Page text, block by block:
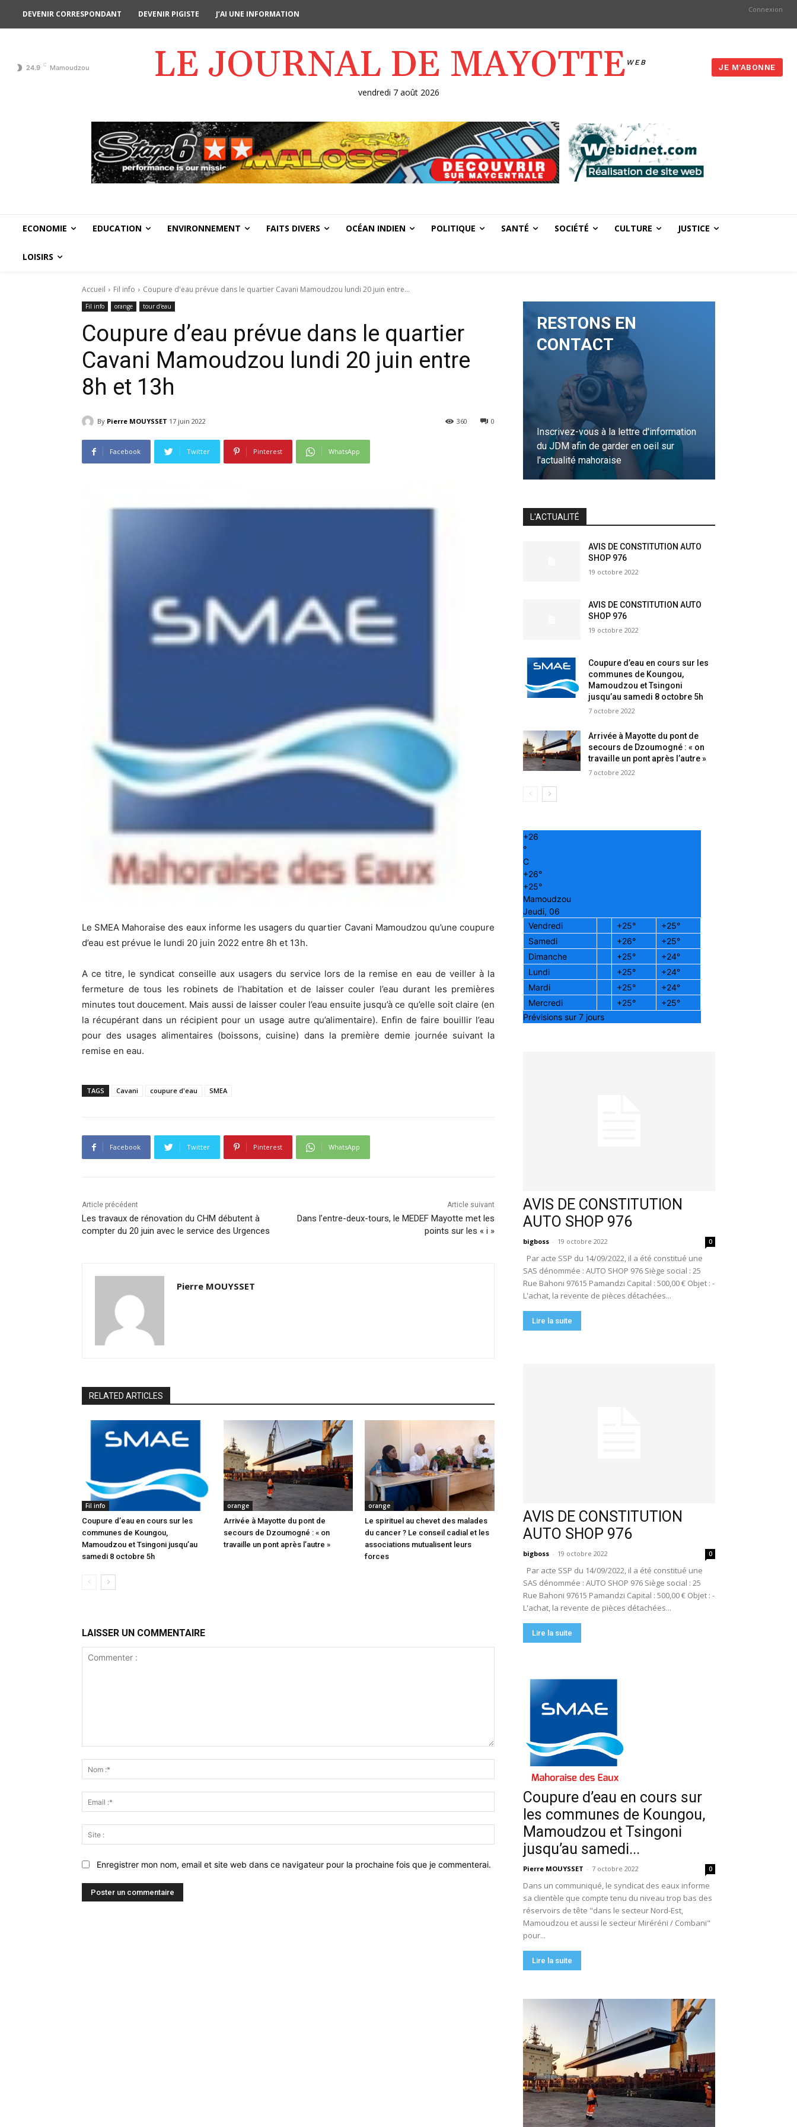
DEVENIR CORRESPONDANT DEVENIR PIGISTE J’AI UNE INFORMATION Connexion
24.9 C Mamoudzou LE JOURNAL DE MAYOTTE WEB
JE M'ABONNE
vendredi 7 août 2026
ECONOMIE EDUCATION ENVIRONNEMENT FAITS DIVERS OCÉAN INDIEN POLITIQUE SANTÉ SOCIÉTÉ CULTURE JUSTICE
LOISIRS
Accueil Fil info Coupure d'eau prévue dans le quartier Cavani Mamoudzou lundi 20 juin entre...
Fil info orange tour d'eau
Coupure d’eau prévue dans le quartier
Cavani Mamoudzou lundi 20 juin entre
8h et 13h
By Pierre MOUYSSET 17 juin 2022 0
360
Facebook Twitter Pinterest WhatsApp
Le SMEA Mahoraise des eaux informe les usagers du quartier Cavani Mamoudzou qu’une coupure
d’eau est prévue le lundi 20 juin 2022 entre 8h et 13h.
A ce titre, le syndicat conseille aux usagers du service lors de la remise en eau de veiller à la
fermeture de tous les robinets de l’habitation et de laisser couler l’eau durant les premières
minutes tout doucement. Mais aussi de laisser couler l’eau ensuite jusqu’à ce qu’elle soit claire (en
la récupérant dans un récipient pour un usage autre qu’alimentaire). Enfin de faire bouillir l’eau
pour des usages alimentaires (boissons, cuisine) dans la première demie journée suivant la
remise en eau.
TAGS Cavani coupure d'eau SMEA
Facebook Twitter Pinterest WhatsApp
Article précédent
Les travaux de rénovation du CHM débutent à
compter du 20 juin avec le service des Urgences
Article suivant
Dans l’entre-deux-tours, le MEDEF Mayotte met les
points sur les « i »
Pierre MOUYSSET
RELATED ARTICLES
Fil info
Coupure d’eau en cours sur les
communes de Koungou,
Mamoudzou et Tsingoni jusqu’au
samedi 8 octobre 5h
orange
Arrivée à Mayotte du pont de
secours de Dzoumogné : « on
travaille un pont après l’autre »
orange
Le spirituel au chevet des malades
du cancer ? Le conseil cadial et les
associations mutualisent leurs
forces
LAISSER UN COMMENTAIRE
:*
:*
:
Enregistrer mon nom, email et site web dans ce navigateur pour la prochaine fois que je commenterai.
RESTONS EN
CONTACT
Inscrivez-vous à la lettre d'information
du JDM afin de garder en oeil sur
l'actualité mahoraise
L'ACTUALITÉ
AVIS DE CONSTITUTION AUTO
SHOP 976
19 octobre 2022
AVIS DE CONSTITUTION AUTO
SHOP 976
19 octobre 2022
Coupure d’eau en cours sur les
communes de Koungou,
Mamoudzou et Tsingoni
jusqu’au samedi 8 octobre 5h
7 octobre 2022
Arrivée à Mayotte du pont de
secours de Dzoumogné : « on
travaille un pont après l’autre »
7 octobre 2022
+26
°
C
+26°
+25°
Mamoudzou
Jeudi, 06
Vendredi
+25° +25°
Samedi
+26° +25°
Dimanche
+25° +24°
Lundi
+25° +24°
Mardi
+25° +24°
Mercredi
+25° +25°
Prévisions sur 7 jours
AVIS DE CONSTITUTION
AUTO SHOP 976
bigboss - 19 octobre 2022 0
Par acte SSP du 14/09/2022, il a été constitué une
SAS dénommée : AUTO SHOP 976 Siège social : 25
Rue Bahoni 97615 Pamandzi Capital : 500,00 € Objet : -
L'achat, la revente de pièces détachées...
Lire la suite
AVIS DE CONSTITUTION
AUTO SHOP 976
bigboss - 19 octobre 2022 0
Par acte SSP du 14/09/2022, il a été constitué une
SAS dénommée : AUTO SHOP 976 Siège social : 25
Rue Bahoni 97615 Pamandzi Capital : 500,00 € Objet : -
L'achat, la revente de pièces détachées...
Lire la suite
Coupure d’eau en cours sur
les communes de Koungou,
Mamoudzou et Tsingoni
jusqu’au samedi...
Pierre MOUYSSET - 7 octobre 2022 0
Dans un communiqué, le syndicat des eaux informe
sa clientèle que compte tenu du niveau trop bas des
réservoirs de tête "dans le secteur Nord-Est,
Mamoudzou et aussi le secteur Miréréni / Combani"
pour...
Lire la suite